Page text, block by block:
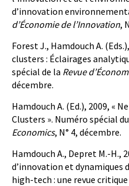
d’innovation
d’Économie de l’Innovation,
Forest J., Hamdouch A.
clusters : Éclairages
spécial de la Revue
décembre.
Hamdouch A. (Ed.), 2009, «
Clusters ». Numéro spécial du
Economics, N° 4, décembre.
Hamdouch A., Depret M.-H.,
d’innovation et dynamiques
high-tech : une revue critique